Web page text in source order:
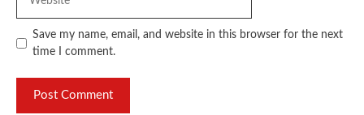
Save my name, email, and website in this browser for the next
time I comment.